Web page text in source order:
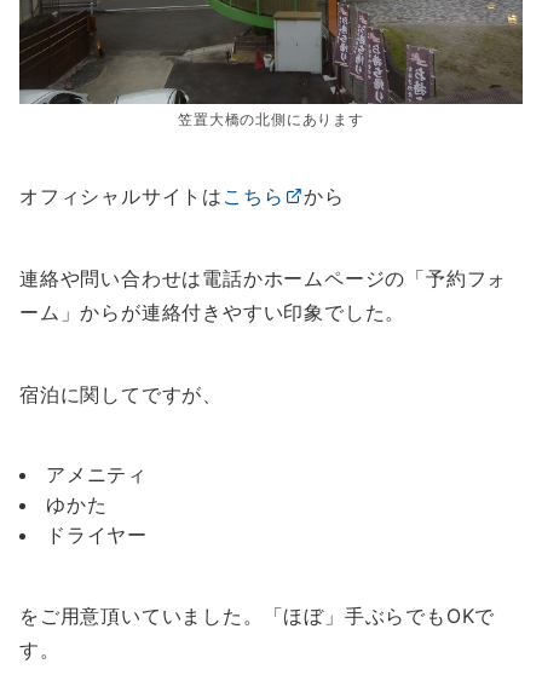
笠置大橋の北側にあります
オフィシャルサイトは こちら から
連絡や問い合わせは電話かホームページの「予約フォ
ーム」からが連絡付きやすい印象でした。
宿泊に関してですが、
アメニティ
ゆかた
ドライヤー
をご用意頂いていました。「ほぼ」手ぶらでもOKで
す。